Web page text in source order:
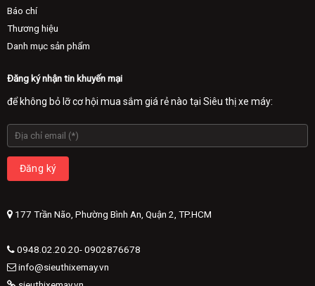
Báo chí
Thương hiệu
Danh mục sản phẩm
Đăng ký nhận tin khuyến mại
để không bỏ lỡ cơ hội mua sắm giá rẻ nào tại Siêu thị xe máy:
177 Trần Não, Phường Bình An, Quận 2, TP.HCM
0948.02.20.20- 0902876678
info@sieuthixemay.vn